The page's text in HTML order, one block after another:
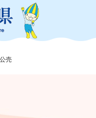
このページの本文へ
売